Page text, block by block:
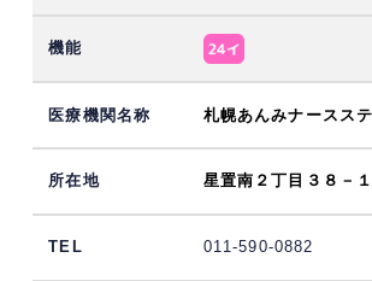
札幌あんみナースス
星置南２丁目３８－１
011-590-0882